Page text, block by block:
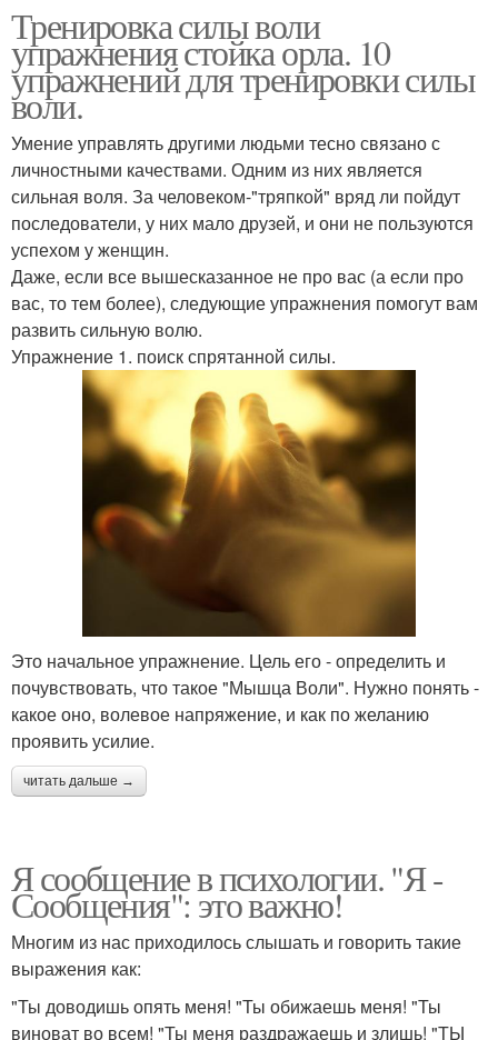
Тренировка силы воли
упражнения стойка орла. 10
упражнений для тренировки силы
воли.
Умение управлять другими людьми тесно связано с
личностными качествами. Одним из них является
сильная воля. За человеком-"тряпкой" вряд ли пойдут
последователи, у них мало друзей, и они не пользуются
успехом у женщин.
Даже, если все вышесказанное не про вас (а если про
вас, то тем более), следующие упражнения помогут вам
развить сильную волю.
Упражнение 1. поиск спрятанной силы.
Это начальное упражнение. Цель его - определить и
почувствовать, что такое "Мышца Воли". Нужно понять -
какое оно, волевое напряжение, и как по желанию
проявить усилие.
читать дальше →
Я сообщение в психологии. "Я -
Сообщения": это важно!
Многим из нас приходилось слышать и говорить такие
выражения как:
"Ты доводишь опять меня! "Ты обижаешь меня! "Ты
виноват во всем! "Ты меня раздражаешь и злишь! "ТЫ